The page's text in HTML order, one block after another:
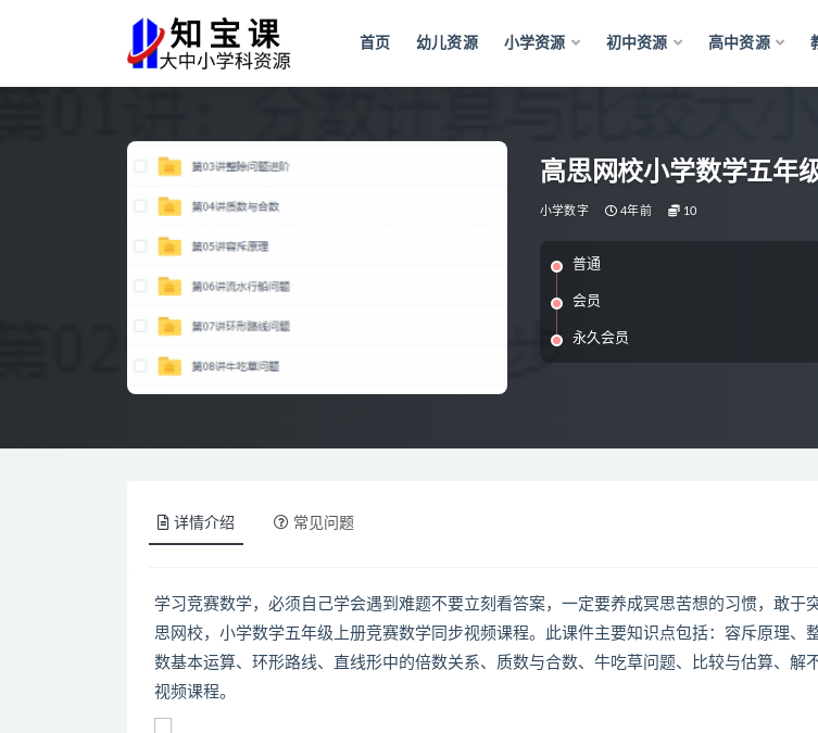
首页 幼儿资源 小学资源 初中资源 高中资源
高思网校小学数学五年
小学数字 4年前 10
普通
会员
永久会员
详情介绍 常见问题
学习竞赛数学，必须自己学会遇到难题不要立刻看答案，一定要养成冥思苦想的习惯，敢于
思网校，小学数学五年级上册竞赛数学同步视频课程。此课件主要知识点包括：容斥原理、
数基本运算、环形路线、直线形中的倍数关系、质数与合数、牛吃草问题、比较与估算、解
视频课程。